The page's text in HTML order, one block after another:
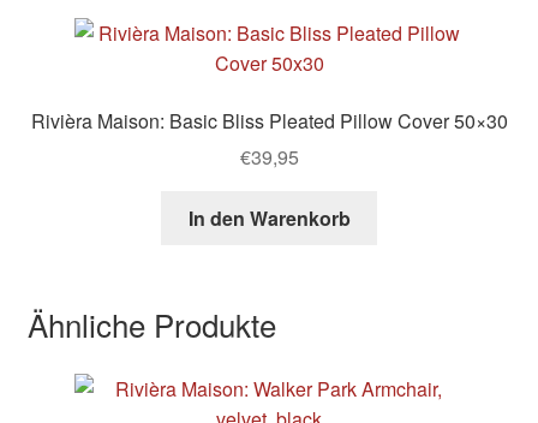
Rivièra Maison: Basic Bliss Pleated Pillow Cover 50×30
€39,95
In den Warenkorb
Ähnliche Produkte